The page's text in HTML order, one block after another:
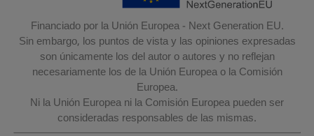
Financiado por la Unión Europea - Next Generation EU.
Sin embargo, los puntos de vista y las opiniones expresadas
son únicamente los del autor o autores y no reflejan
necesariamente los de la Unión Europea o la Comisión
Europea.
Ni la Unión Europea ni la Comisión Europea pueden ser
consideradas responsables de las mismas.